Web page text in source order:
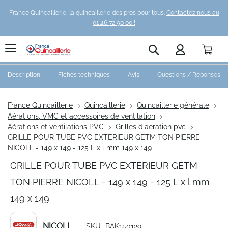
France Quincaillerie, la quincaillerie des pros pour tous. Contactez nous au
01 46 72 90 00 !
Rechercher
France Quincaillerie Quincaillerie
Quincaillerie générale
Aérations, VMC et accessoires de ventilation
Aérations et ventilations PVC
Grilles d'aeration pvc
GRILLE POUR TUBE PVC EXTERIEUR GETM TON PIERRE
NICOLL - 149 x 149 - 125 L x l mm 149 x 149
GRILLE POUR TUBE PVC EXTERIEUR GETM
TON PIERRE NICOLL - 149 x 149 - 125 L x l mm
149 x 149
Description Fiches techniques Avis Questions / Réponses